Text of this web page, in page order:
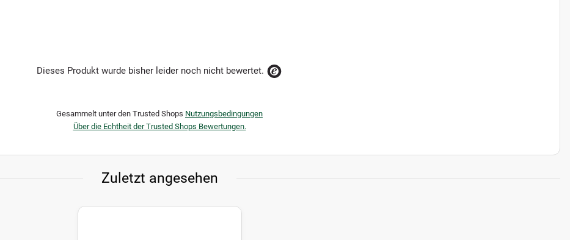
Dieses Produkt wurde bisher leider noch nicht bewertet.
Gesammelt unter den Trusted Shops Nutzungsbedingungen
Über die Echtheit der Trusted Shops Bewertungen.
Zuletzt angesehen